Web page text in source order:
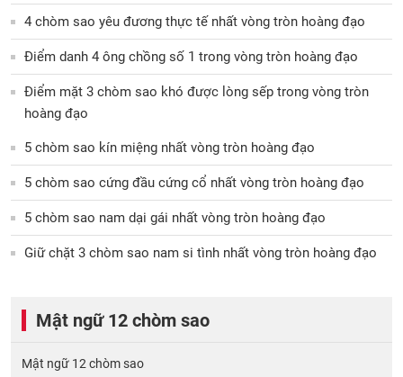
4 chòm sao yêu đương thực tế nhất vòng tròn hoàng đạo
Điểm danh 4 ông chồng số 1 trong vòng tròn hoàng đạo
Điểm mặt 3 chòm sao khó được lòng sếp trong vòng tròn
hoàng đạo
5 chòm sao kín miệng nhất vòng tròn hoàng đạo
5 chòm sao cứng đầu cứng cổ nhất vòng tròn hoàng đạo
5 chòm sao nam dại gái nhất vòng tròn hoàng đạo
Giữ chặt 3 chòm sao nam si tình nhất vòng tròn hoàng đạo
Mật ngữ 12 chòm sao
Mật ngữ 12 chòm sao